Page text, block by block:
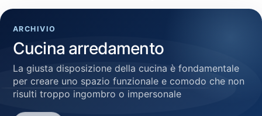
ARCHIVIO
Cucina arredamento
La giusta disposizione della cucina è fondamentale
per creare uno spazio funzionale e comodo che non
risulti troppo ingombro o impersonale